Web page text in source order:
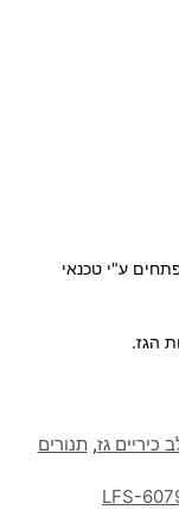
ע"י טכנאי
הגז.
כיריים גז,תנורים